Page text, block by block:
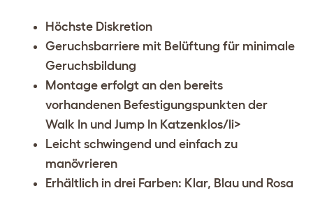
Höchste Diskretion
Geruchsbarriere mit Belüftung für minimale
Geruchsbildung
Montage erfolgt an den bereits
vorhandenen Befestigungspunkten der
Walk In und Jump In Katzenklos/li>
Leicht schwingend und einfach zu
manövrieren
Erhältlich in drei Farben: Klar, Blau und Rosa